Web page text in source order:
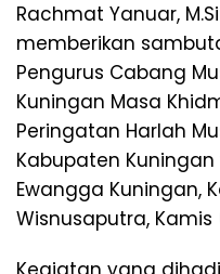
Rachmat Yanuar,
memberikan
Pengurus Cabang
Kuningan Masa
Peringatan Harlah
Kabupaten
Ewangga Kuningan,
Wisnusaputra, Kamis